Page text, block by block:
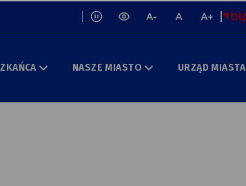
Włącz lub wyłącz animacje na stronie
wersja
kontrastowa
mniejsza
czcionka
normalna
czcionka
większa
czcionka
NASZE MIASTO
URZĄD MIASTA